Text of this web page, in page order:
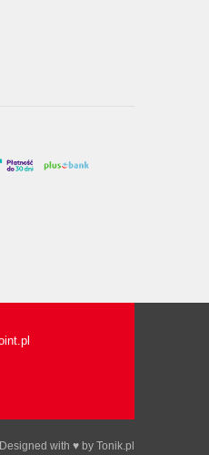
Designed with ♥ by Tonik.pl